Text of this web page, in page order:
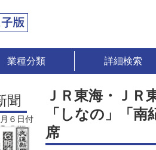
業種分類 詳細検索
聞
６日付
ＪＲ東海・Ｊ
「しなの」「
席